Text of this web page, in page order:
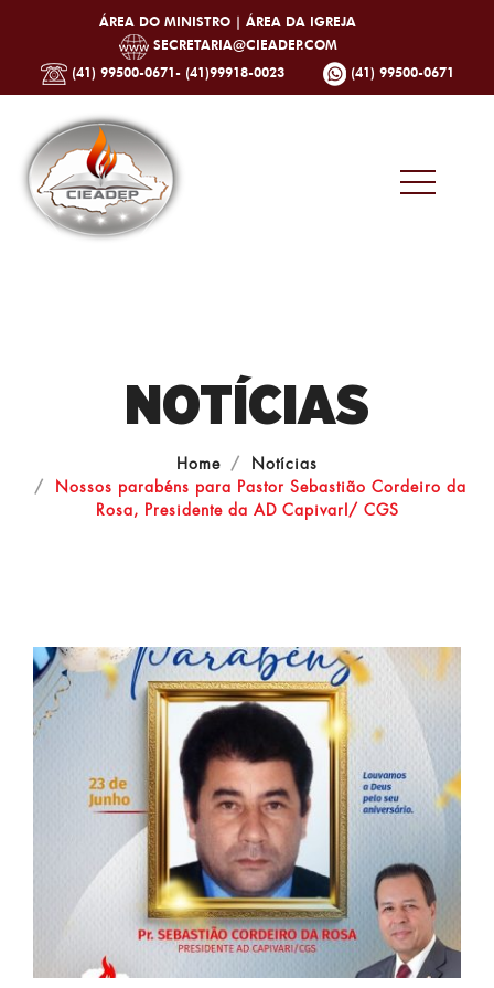
ÁREA DO MINISTRO | ÁREA DA IGREJA
SECRETARIA@CIEADEP.COM
(41) 99500-0671- (41)99918-0023
(41) 99500-0671
NOTÍCIAS
Home
Notícias
Nossos parabéns para Pastor Sebastião Cordeiro da
Rosa, Presidente da AD CapivarI/ CGS